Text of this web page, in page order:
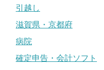
引越し
滋賀県・京都府
病院
確定申告・会計ソフト